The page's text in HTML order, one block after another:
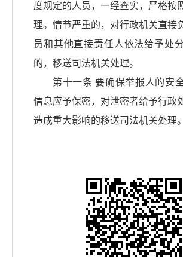
度规定的人员，一经查实，严格按
理。情节严重的，对行政机关直接
员和其他直接责任人依法给予处
的，移送司法机关处理。
第十一条 要确保举报人的安
信息应予保密，对泄密者给予行政
造成重大影响的移送司法机关处理。